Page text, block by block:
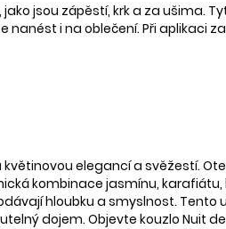
jsou zápěstí, krk a za ušima.
nanést i na oblečení. Při aplikaci
elegancí a svěžestí.
kombinace jasmínu,
hloubku a smyslnost. Tento
dojem. Objevte kouzlo Nuit